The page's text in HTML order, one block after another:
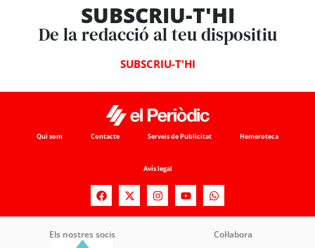
SUBSCRIU-T'HI
De la redacció al teu dispositiu
SUBSCRIU-T'HI
Qui som Contacte Serveis de Publicitat Hemeroteca
Avís legal
Els nostres socis Col·labora